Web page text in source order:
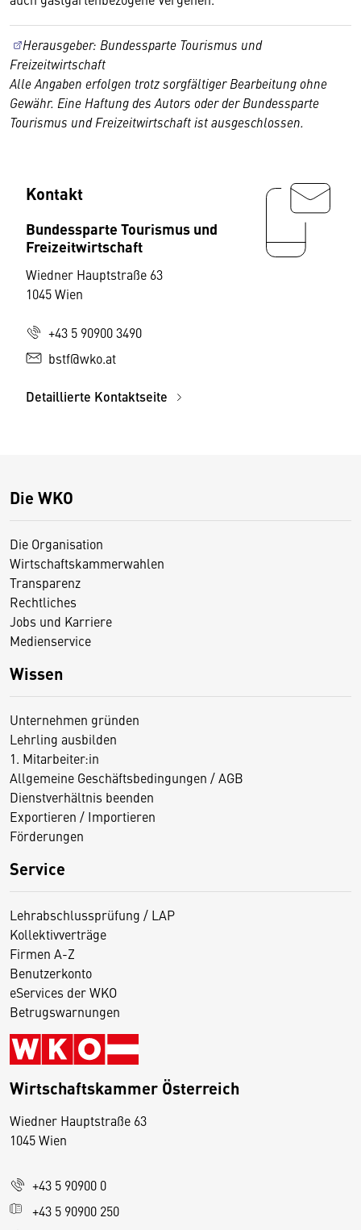
Herausgeber: Bundessparte Tourismus und
Freizeitwirtschaft
Alle Angaben erfolgen trotz sorgfältiger Bearbeitung ohne
Gewähr. Eine Haftung des Autors oder der Bundessparte
Tourismus und Freizeitwirtschaft ist ausgeschlossen.
Kontakt
Bundessparte Tourismus und
Freizeitwirtschaft
Wiedner Hauptstraße 63
1045 Wien
+43 5 90900 3490
bstf@wko.at
Detaillierte Kontaktseite
Die WKO
Die Organisation
Wirtschaftskammerwahlen
Transparenz
Rechtliches
Jobs und Karriere
Medienservice
Wissen
Unternehmen gründen
Lehrling ausbilden
1. Mitarbeiter:in
Allgemeine Geschäftsbedingungen / AGB
Dienstverhältnis beenden
Exportieren / Importieren
Förderungen
Service
Lehrabschlussprüfung / LAP
Kollektivverträge
Firmen A-Z
Benutzerkonto
eServices der WKO
Betrugswarnungen
Wirtschaftskammer Österreich
Wiedner Hauptstraße 63
1045 Wien
+43 5 90900 0
+43 5 90900 250
D
s
e